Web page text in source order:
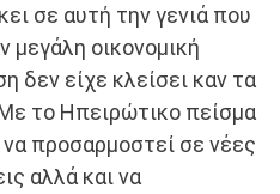
σε αυτή την γενιά που
μεγάλη οικονομική
δεν είχε κλείσει καν τα
το Ηπειρώτικο πείσμα
προσαρμοστεί σε νέες
αλλά και να